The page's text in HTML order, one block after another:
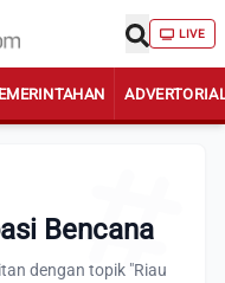
LIVE
Bencana
dengan topik "Riau